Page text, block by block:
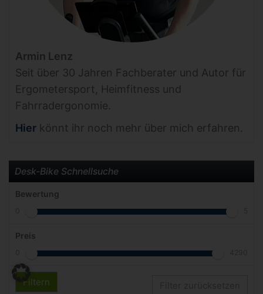
Armin Lenz
Seit über 30 Jahren Fachberater und Autor für
Ergometersport, Heimfitness und
Fahrradergonomie.
Hier könnt ihr noch mehr über mich erfahren.
Desk-Bike Schnellsuche
Bewertung
Preis
Filtern